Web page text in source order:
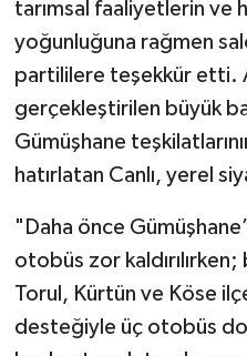
tarımsal faaliyetlerin ve
yoğunluğuna rağmen
partililere teşekkür etti.
gerçekleştirilen büyük
Gümüşhane
hatırlatan Canlı, yerel
"Daha önce
otobüs zor
Torul, Kürtün ve Köse
desteğiyle üç otobüs